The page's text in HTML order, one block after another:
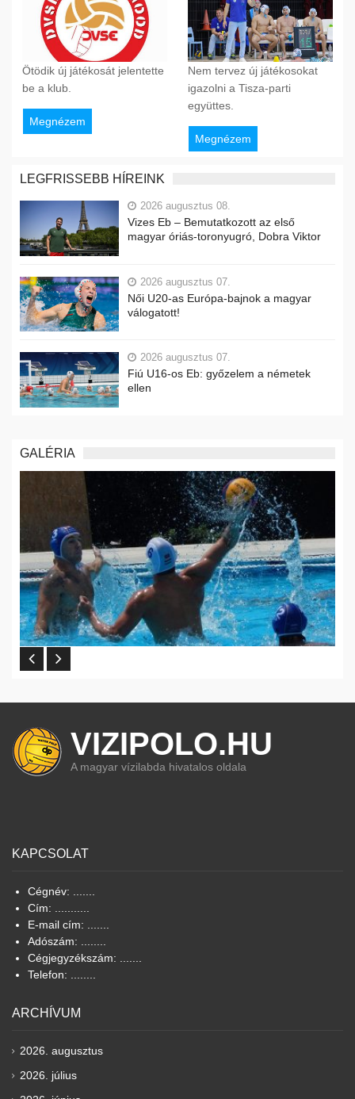
Ötödik új játékosát jelentette
be a klub.
Megnézem
Nem tervez új játékosokat
igazolni a Tisza-parti
együttes.
Megnézem
LEGFRISSEBB HÍREINK
2026 augusztus 08.
Vizes Eb – Bemutatkozott az első
magyar óriás-toronyugró, Dobra Viktor
2026 augusztus 07.
Női U20-as Európa-bajnok a magyar
válogatott!
2026 augusztus 07.
Fiú U16-os Eb: győzelem a németek
ellen
GALÉRIA
VIZIPOLO.HU
A magyar vízilabda hivatalos oldala
KAPCSOLAT
Cégnév: .......
Cím: ...........
E-mail cím: .......
Adószám: ........
Cégjegyzékszám: .......
Telefon: ........
ARCHÍVUM
2026. augusztus
2026. július